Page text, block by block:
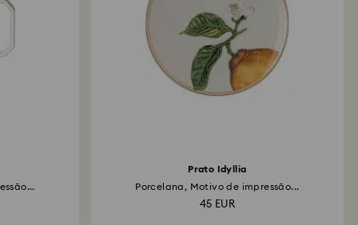
Prato Idyllia
Porcelana, Motivo de impressão...
45 EUR